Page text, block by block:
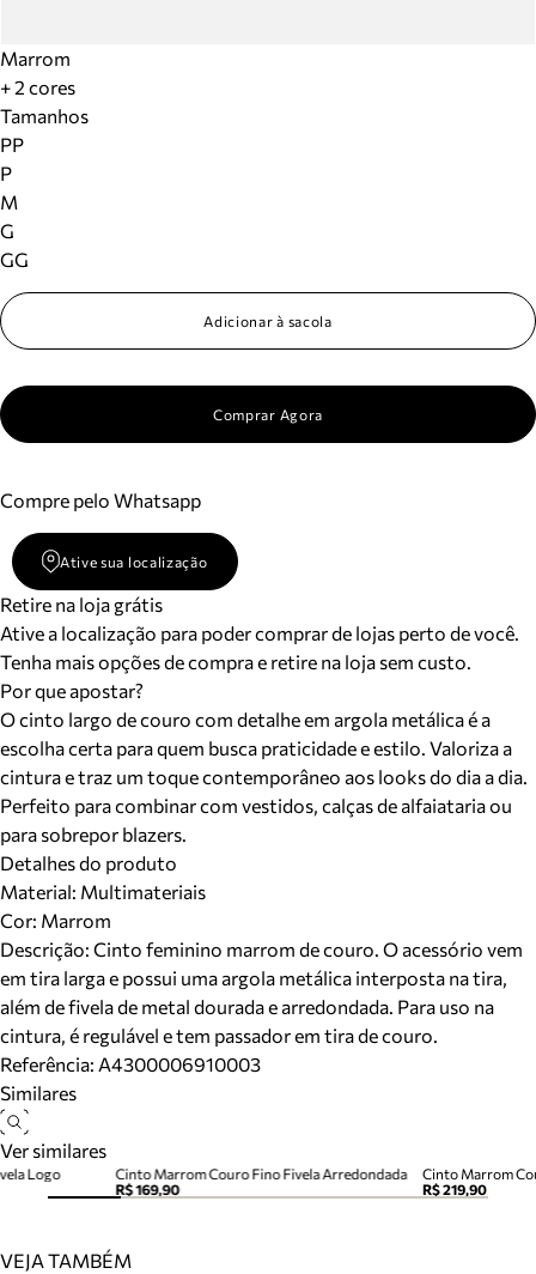
Marrom
+ 2 cores
Tamanhos
PP
P
M
G
GG
Adicionar à sacola
Comprar Agora
Compre pelo Whatsapp
Ative sua localização
Retire na loja grátis
Ative a localização para poder comprar de lojas perto de você.
Tenha mais opções de compra e retire na loja sem custo.
Por que apostar?
O cinto largo de couro com detalhe em argola metálica é a
escolha certa para quem busca praticidade e estilo. Valoriza a
cintura e traz um toque contemporâneo aos looks do dia a dia.
Perfeito para combinar com vestidos, calças de alfaiataria ou
para sobrepor blazers.
Detalhes do produto
Material: Multimateriais
Cor: Marrom
Descrição: Cinto feminino marrom de couro. O acessório vem
em tira larga e possui uma argola metálica interposta na tira,
além de fivela de metal dourada e arredondada. Para uso na
cintura, é regulável e tem passador em tira de couro.
Referência: A4300006910003
Similares
Ver similares
Cinto Marrom Couro Fino Fivela Arredondada
R$ 169,90
Cinto Marrom
R$ 219,90
Logo
VEJA TAMBÉM